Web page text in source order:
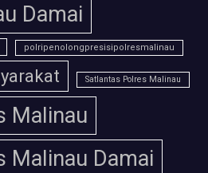
Damai
polripenolongpresisipolresmalinau
Satlantas Polres Malinau
Malinau
Malinau Damai